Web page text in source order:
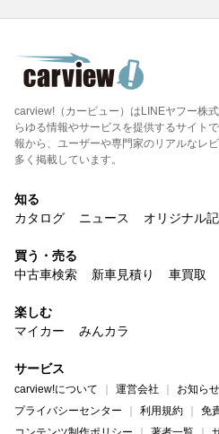
carview!（カービュー）はLINEヤフー株
らゆる情報やサービスを提供するサイト
報から、ユーザーや専門家のリアルなレ
多く掲載しています。
知る
カタログ
ニュース オリジナル
買う・売る
中古車検索
新車見積り 車買取
楽しむ
マイカー
みんカラ
サービス
carview!について 運営会社 お知らせ
プライバシーセンター
利用規約
免